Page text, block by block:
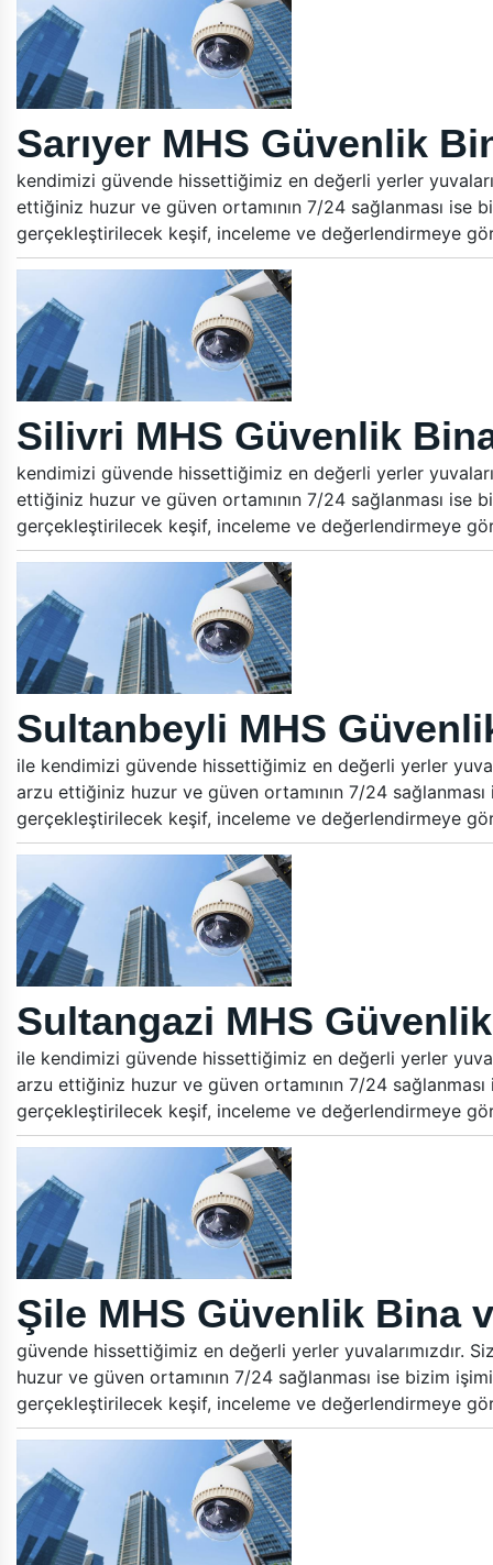
Sarıyer MHS Güvenlik
kendimizi güvende hissettiğimiz en değerli yerler
ettiğiniz huzur ve güven ortamının 7/24 sağlanması
gerçekleştirilecek keşif, inceleme ve değerlendirmeye
Silivri MHS Güvenlik
kendimizi güvende hissettiğimiz en değerli yerler
ettiğiniz huzur ve güven ortamının 7/24 sağlanması
gerçekleştirilecek keşif, inceleme ve değerlendirmeye
Sultanbeyli MHS
ile kendimizi güvende hissettiğimiz en değerli yerler
arzu ettiğiniz huzur ve güven ortamının 7/24
gerçekleştirilecek keşif, inceleme ve değerlendirmeye
Sultangazi MHS
ile kendimizi güvende hissettiğimiz en değerli yerler
arzu ettiğiniz huzur ve güven ortamının 7/24
gerçekleştirilecek keşif, inceleme ve değerlendirmeye
Şile MHS Güvenlik Bina
güvende hissettiğimiz en değerli yerler yuvalarımızdır.
huzur ve güven ortamının 7/24 sağlanması ise bizim
gerçekleştirilecek keşif, inceleme ve değerlendirmeye